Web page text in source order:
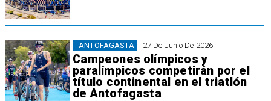
27 De Junio De 2026
Campeones olímpicos y
paralímpicos competirán por el
título continental en el triatlón
de Antofagasta
ANTOFAGASTA